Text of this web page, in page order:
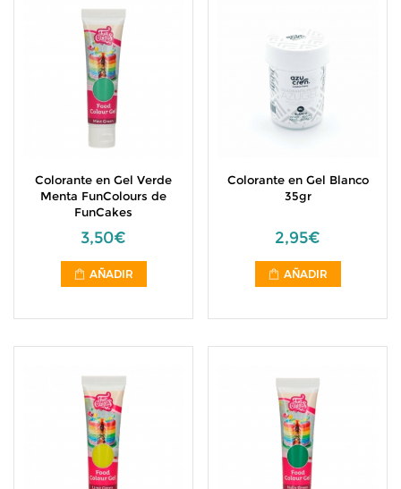
Colorante en Gel Verde
Menta FunColours de
FunCakes
3,50€
AÑADIR
Colorante en Gel Blanco
35gr
2,95€
AÑADIR